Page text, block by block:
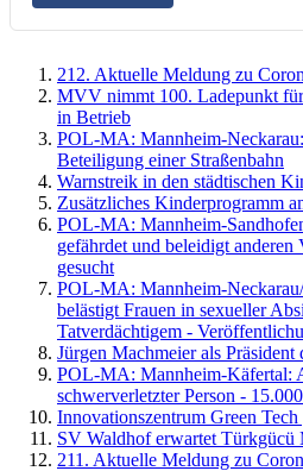
212. Aktuelle Meldung zu
MVV nimmt 100. Ladepunkt
in Betrieb
POL-MA: Mannheim-
Beteiligung einer Straßenbahn
Warnstreik in den städtischen
Zusätzliches Kinderprogramm
POL-MA: Mannheim-
gefährdet und beleidigt anderen
gesucht
POL-MA: Mannheim-
belästigt Frauen in sexueller
Tatverdächtigem -
Jürgen Machmeier als Präsident
POL-MA: Mannheim-Käfertal:
schwerverletzter Person -
Innovationszentrum Green Tech
SV Waldhof erwartet Türkgücü
211. Aktuelle Meldung zu